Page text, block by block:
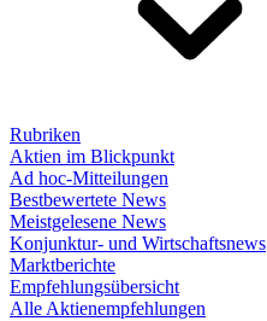
Rubriken
Aktien im Blickpunkt
Ad hoc-Mitteilungen
Bestbewertete News
Meistgelesene News
Konjunktur- und Wirtschaftsnews
Marktberichte
Empfehlungsübersicht
Alle Aktienempfehlungen